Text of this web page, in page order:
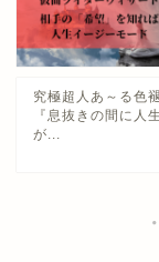
究極超人あ～る色
『息抜きの間に人
が...